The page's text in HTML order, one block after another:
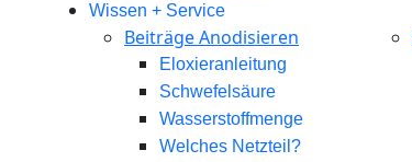
Wissen + Service
Beiträge Anodisieren
Eloxieranleitung
Schwefelsäure
Wasserstoffmenge
Welches Netzteil?